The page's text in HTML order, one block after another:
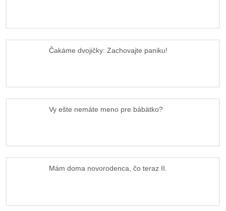
Čakáme dvojičky: Zachovajte paniku!
Vy ešte nemáte meno pre bábätko?
Mám doma novorodenca, čo teraz II.